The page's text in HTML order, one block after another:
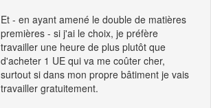
Et - en ayant amené le double de matières
premières - si j'ai le choix, je préfère
travailler une heure de plus plutôt que
d'acheter 1 UE qui va me coûter cher,
surtout si dans mon propre bâtiment je vais
travailler gratuitement.